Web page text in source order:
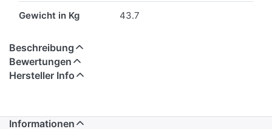
Gewicht in Kg 43.7
Beschreibung
Bewertungen
Hersteller Info
Informationen